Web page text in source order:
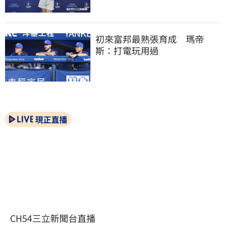
初來富邦最熟張育成　瑪帝
斯：打電玩用過
現正直播
CH54三立新聞台直播